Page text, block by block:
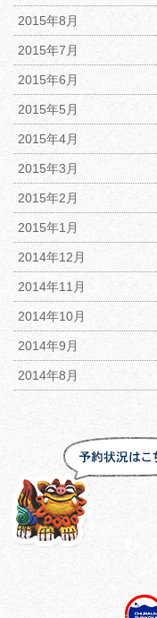
2015年8月
2015年7月
2015年6月
2015年5月
2015年4月
2015年3月
2015年2月
2015年1月
2014年12月
2014年11月
2014年10月
2014年9月
2014年8月